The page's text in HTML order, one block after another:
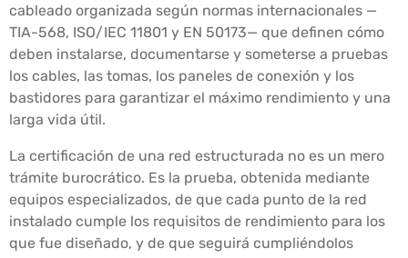
cableado organizada según normas internacionales —
TIA-568, ISO/IEC 11801 y EN 50173— que definen cómo
deben instalarse, documentarse y someterse a pruebas
los cables, las tomas, los paneles de conexión y los
bastidores para garantizar el máximo rendimiento y una
larga vida útil.
La certificación de una red estructurada no es un mero
trámite burocrático. Es la prueba, obtenida mediante
equipos especializados, de que cada punto de la red
instalado cumple los requisitos de rendimiento para los
que fue diseñado, y de que seguirá cumpliéndolos